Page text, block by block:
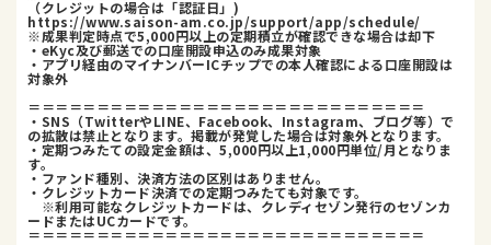
（クレジットの場合は「認証日」)
https://www.saison-am.co.jp/support/app/schedule/
※成果判定時点で5,000円以上の定期積立が確認できな場合は却下
・eKyc及び郵送での口座開設申込のみ成果対象
・アプリ経由のマイナンバーICチップでの本人確認による口座開設は
対象外
＝＝＝＝＝＝＝＝＝＝＝＝＝＝＝＝＝＝＝＝＝＝＝＝＝＝＝＝＝
・SNS（TwitterやLINE、Facebook、Instagram、ブログ等）で
の拡散は禁止となります。掲載が発覚した場合は対象外となります。
・定期つみたての設定金額は、5,000円以上1,000円単位/月となりま
す。
・ファンド種別、決済方法の区別はありません。
・クレジットカード決済での定期つみたても対象です。
※利用可能なクレジットカードは、クレディセゾン発行のセゾンカ
ードまたはUCカードです。
＝＝＝＝＝＝＝＝＝＝＝＝＝＝＝＝＝＝＝＝＝＝＝＝＝＝＝＝＝